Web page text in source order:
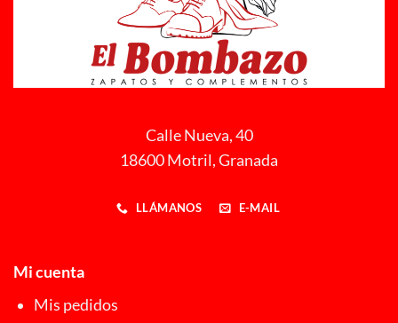
Calle Nueva, 40
18600 Motril, Granada
LLÁMANOS E-MAIL
Mi cuenta
Mis pedidos